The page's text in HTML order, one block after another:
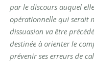
par le discours auquel
opérationnelle qui serait
dissuasion va être
destinée à orienter le
prévenir ses erreurs de